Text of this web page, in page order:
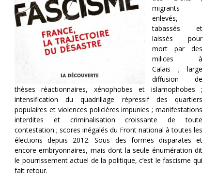
migrants
enlevés,
tabassés et
laissés pour
mort par des
milices à
Calais ; large
diffusion de
thèses réactionnaires, xénophobes et islamophobes ;
intensification du quadrillage répressif des quartiers
populaires et violences policières impunies ; manifestations
interdites et criminalisation croissante de toute
contestation ; scores inégalés du Front national à toutes les
élections depuis 2012. Sous des formes disparates et
encore embryonnaires, mais dont la seule énumération dit
le pourrissement actuel de la politique, c’est le fascisme qui
fait retour.